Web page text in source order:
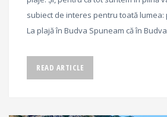
subiect de interes pentru toată lumea:
La plajă în Budva Spuneam că în
READ ARTICLE